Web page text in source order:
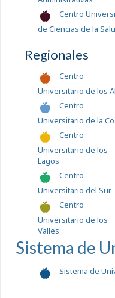
Centro
de Ciencias de la
Regionales
Centro
Universitario de los
Centro
Universitario de la
Centro
Universitario de los
Lagos
Centro
Universitario del Sur
Centro
Universitario de los
Valles
Sistema de
Sistema de